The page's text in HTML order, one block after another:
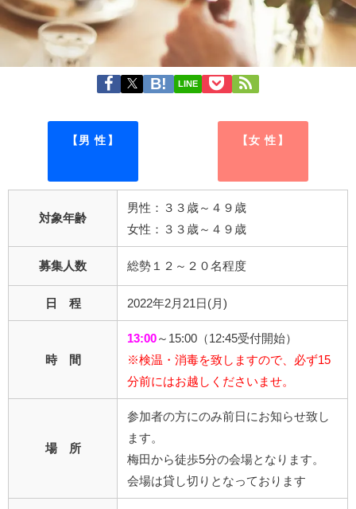
LINE
【男 性】 【女 性】
対象年齢
男性：３３歳～４９歳
女性：３３歳～４９歳
募集人数 総勢１２～２０名程度
日 程 2022年2月21日(月)
時 間
13:00 ～15:00（12:45受付開始）
※検温・消毒を致しますので、必ず15
分前にはお越しくださいませ。
場 所
参加者の方にのみ前日にお知らせ致し
ます。
梅田から徒歩5分の会場となります。
会場は貸し切りとなっております